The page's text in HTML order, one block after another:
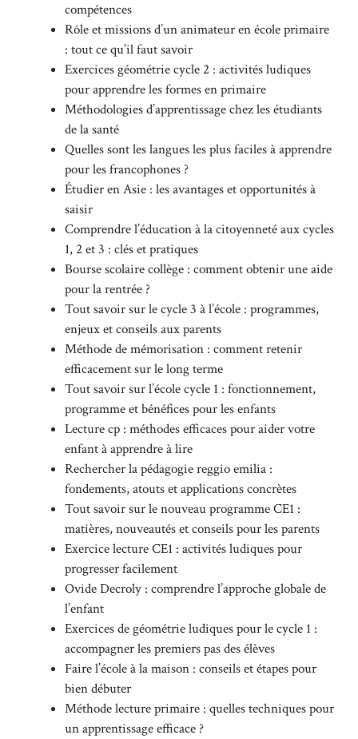
compétences
Rôle et missions d’un animateur en école primaire
: tout ce qu’il faut savoir
Exercices géométrie cycle 2 : activités ludiques
pour apprendre les formes en primaire
Méthodologies d’apprentissage chez les étudiants
de la santé
Quelles sont les langues les plus faciles à apprendre
pour les francophones ?
Étudier en Asie : les avantages et opportunités à
saisir
Comprendre l’éducation à la citoyenneté aux cycles
1, 2 et 3 : clés et pratiques
Bourse scolaire collège : comment obtenir une aide
pour la rentrée ?
Tout savoir sur le cycle 3 à l’école : programmes,
enjeux et conseils aux parents
Méthode de mémorisation : comment retenir
efficacement sur le long terme
Tout savoir sur l’école cycle 1 : fonctionnement,
programme et bénéfices pour les enfants
Lecture cp : méthodes efficaces pour aider votre
enfant à apprendre à lire
Rechercher la pédagogie reggio emilia :
fondements, atouts et applications concrètes
Tout savoir sur le nouveau programme CE1 :
matières, nouveautés et conseils pour les parents
Exercice lecture CE1 : activités ludiques pour
progresser facilement
Ovide Decroly : comprendre l’approche globale de
l’enfant
Exercices de géométrie ludiques pour le cycle 1 :
accompagner les premiers pas des élèves
Faire l’école à la maison : conseils et étapes pour
bien débuter
Méthode lecture primaire : quelles techniques pour
un apprentissage efficace ?